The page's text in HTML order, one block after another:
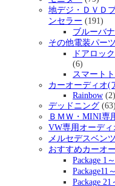
地デジ・ＤＶＤ
ンセラー (191)
ブルーバナ
その他電装パーツ
ドアロッ
(6)
スマート
カーオーディオ(
Rainbow (2)
デッドニング (63)
ＢＭＷ・MINI専
VW専用オーディ
メルセデスベン
おすすめカーオ
Package 1
Package11
Package 21